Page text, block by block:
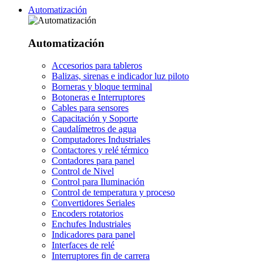
Automatización
Automatización
Accesorios para tableros
Balizas, sirenas e indicador luz piloto
Borneras y bloque terminal
Botoneras e Interruptores
Cables para sensores
Capacitación y Soporte
Caudalímetros de agua
Computadores Industriales
Contactores y relé térmico
Contadores para panel
Control de Nivel
Control para Iluminación
Control de temperatura y proceso
Convertidores Seriales
Encoders rotatorios
Enchufes Industriales
Indicadores para panel
Interfaces de relé
Interruptores fin de carrera